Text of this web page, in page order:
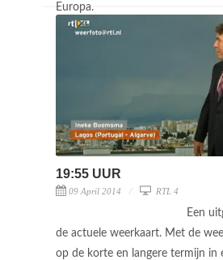
Europa.
19:55 UUR
09 April 2014 RTL 4
Een
de actuele weerkaart. Met de
op de korte en langere termijn in